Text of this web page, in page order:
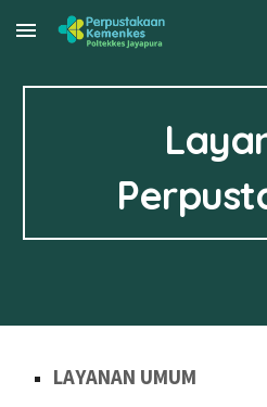
Skip to main content
LAYANAN UMUM